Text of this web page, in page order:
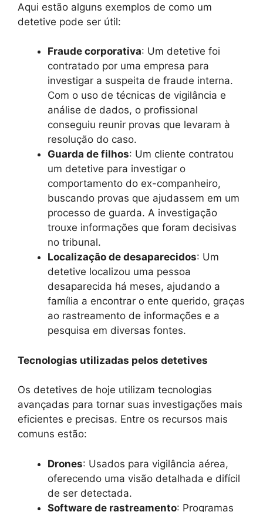
Aqui estão alguns exemplos de como um
detetive pode ser útil:
Fraude corporativa: Um detetive foi
contratado por uma empresa para
investigar a suspeita de fraude interna.
Com o uso de técnicas de vigilância e
análise de dados, o profissional
conseguiu reunir provas que levaram à
resolução do caso.
Guarda de filhos: Um cliente contratou
um detetive para investigar o
comportamento do ex-companheiro,
buscando provas que ajudassem em um
processo de guarda. A investigação
trouxe informações que foram decisivas
no tribunal.
Localização de desaparecidos: Um
detetive localizou uma pessoa
desaparecida há meses, ajudando a
família a encontrar o ente querido, graças
ao rastreamento de informações e a
pesquisa em diversas fontes.
Tecnologias utilizadas pelos detetives
Os detetives de hoje utilizam tecnologias
avançadas para tornar suas investigações mais
eficientes e precisas. Entre os recursos mais
comuns estão:
Drones: Usados para vigilância aérea,
oferecendo uma visão detalhada e difícil
de ser detectada.
Software de rastreamento: Programas